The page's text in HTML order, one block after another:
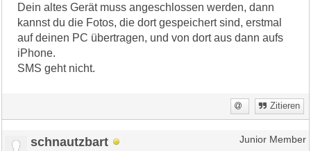
Dein altes Gerät muss angeschlossen werden, dann
kannst du die Fotos, die dort gespeichert sind, erstmal
auf deinen PC übertragen, und von dort aus dann aufs
iPhone.
SMS geht nicht.
Zitieren
schnautzbart Junior Member